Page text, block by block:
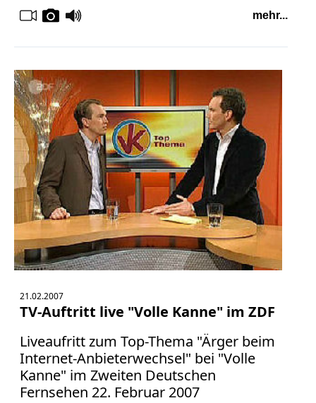
mehr...
21.02.2007
TV-Auftritt live "Volle Kanne" im ZDF
Liveaufritt zum Top-Thema "Ärger beim
Internet-Anbieterwechsel" bei "Volle
Kanne" im Zweiten Deutschen
Fernsehen 22. Februar 2007